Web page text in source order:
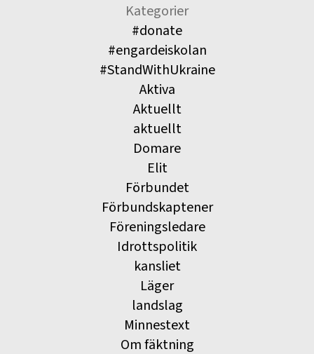
Kategorier
#donate
#engardeiskolan
#StandWithUkraine
Aktiva
Aktuellt
aktuellt
Domare
Elit
Förbundet
Förbundskaptener
Föreningsledare
Idrottspolitik
kansliet
Läger
landslag
Minnestext
Om fäktning